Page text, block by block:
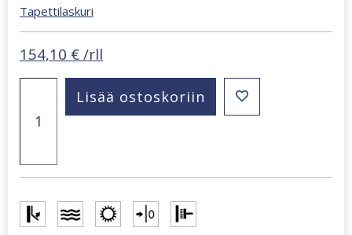
Tapettilaskuri
154,10 € /rll
Fashion
Icon
oak
vaalea
tapetti
määrä
Lisää ostoskoriin